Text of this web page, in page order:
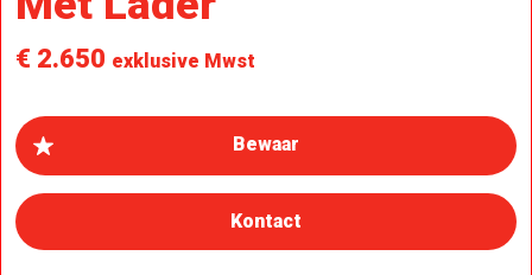
€ 2.650 exklusive Mwst
Kontact